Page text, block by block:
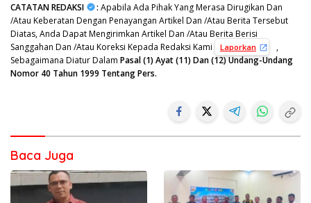
CATATAN REDAKSI : Apabila Ada Pihak Yang Merasa Dirugikan Dan
/Atau Keberatan Dengan Penayangan Artikel Dan /Atau Berita Tersebut
Diatas, Anda Dapat Mengirimkan Artikel Dan /Atau Berita Berisi
Sanggahan Dan /Atau Koreksi Kepada Redaksi Kami
Laporkan
,
Sebagaimana Diatur Dalam Pasal (1) Ayat (11) Dan (12) Undang-Undang
Nomor 40 Tahun 1999 Tentang Pers.
Baca Juga